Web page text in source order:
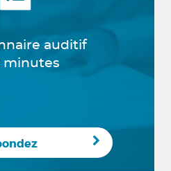
auditif
minutes